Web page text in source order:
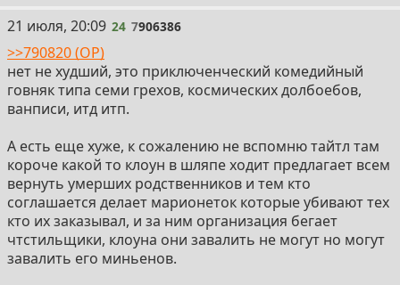
24
21 июля, 20:09 24 7906386
>>790820 (OP)
нет не худший, это приключенческий комедийный
говняк типа семи грехов, космических долбоебов,
ванписи, итд итп.
А есть еще хуже, к сожалению не вспомню тайтл там
короче какой то клоун в шляпе ходит предлагает всем
вернуть умерших родственников и тем кто
соглашается делает марионеток которые убивают тех
кто их заказывал, и за ним организация бегает
чтстильщики, клоуна они завалить не могут но могут
завалить его миньенов.